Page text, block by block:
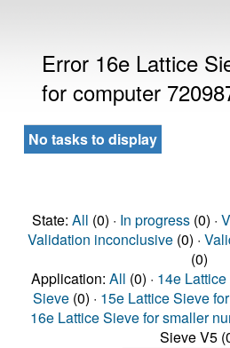
Error 16e Lattice
for computer
No tasks to display
State: All (0) · In progress(0) ·
Validation inconclusive(0) ·
(0)
Application: All (0) · 14e
Sieve (0) · 15e Lattice Sieve
16e Lattice Sieve for smaller
Sieve V5